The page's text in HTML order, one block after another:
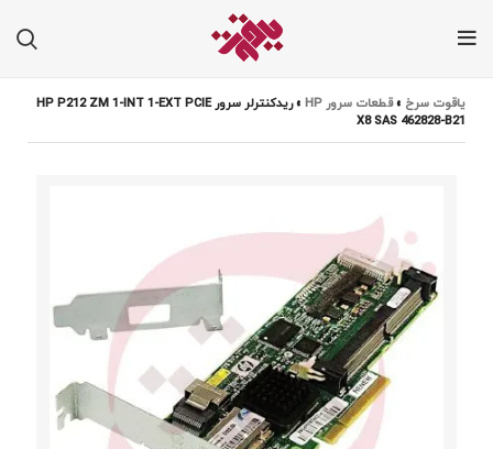
یاقوت سرخ »قطعات سرور HP »
ریدکنترلر سرور HP P212 ZM 1-INT 1-EXT PCIE
X8 SAS 462828-B21